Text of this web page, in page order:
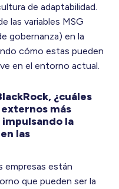
de adaptabilidad.
las variables MSG
gobernanza) en la
cómo estas pueden
en el entorno actual.
¿cuáles
más
la
las
empresas están
que pueden ser la